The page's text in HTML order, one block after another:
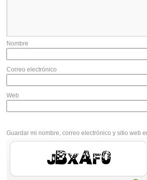
Nombre
Correo electrónico
Web
Guardar mi nombre, correo electrónico y sitio web
NB9dHs